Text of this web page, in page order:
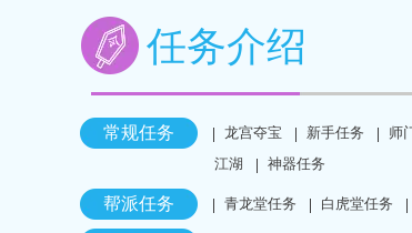
任务介绍
常规任务 龙宫夺宝 新手任务 师
江湖
神器任务
帮派任务 青龙堂任务 白虎堂任务